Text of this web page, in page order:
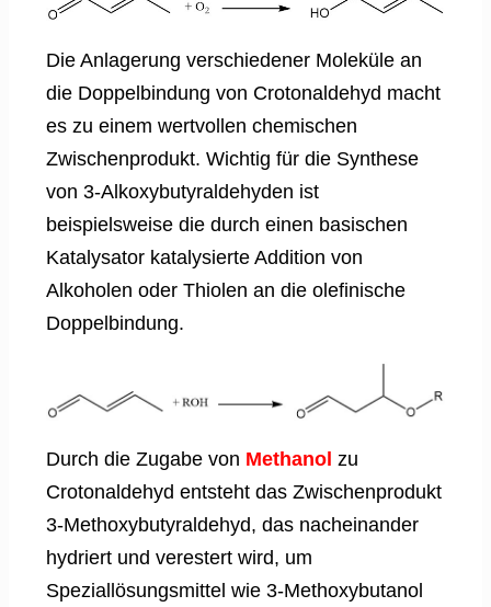
Die Anlagerung verschiedener Moleküle an
die Doppelbindung von Crotonaldehyd macht
es zu einem wertvollen chemischen
Zwischenprodukt. Wichtig für die Synthese
von 3-Alkoxybutyraldehyden ist
beispielsweise die durch einen basischen
Katalysator katalysierte Addition von
Alkoholen oder Thiolen an die olefinische
Doppelbindung.
Durch die Zugabe von Methanol zu
Crotonaldehyd entsteht das Zwischenprodukt
3-Methoxybutyraldehyd, das nacheinander
hydriert und verestert wird, um
Speziallösungsmittel wie 3-Methoxybutanol